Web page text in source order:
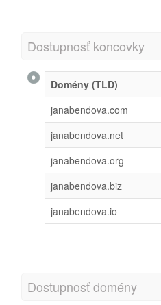
Dostupnosť koncovky
Domény (TLD)
janabendova.com
janabendova.net
janabendova.org
janabendova.biz
janabendova.io
Dostupnosť domény